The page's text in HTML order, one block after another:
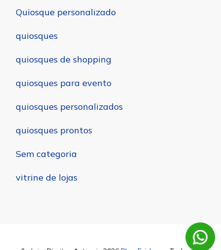
Quiosque personalizado
quiosques
quiosques de shopping
quiosques para evento
quiosques personalizados
quiosques prontos
Sem categoria
vitrine de lojas